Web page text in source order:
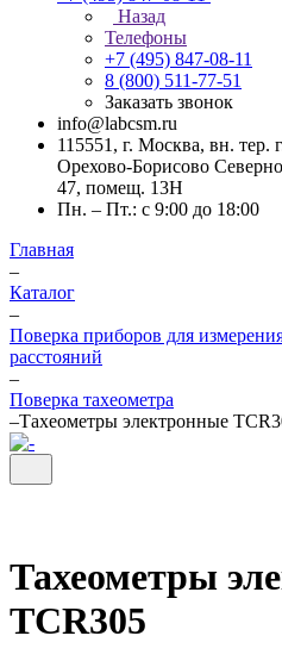
Назад
Телефоны
+7 (495) 847-08-11
8 (800) 511-77-51
Заказать звонок
info@labcsm.ru
115551, г. Москва, вн.
Орехово-Борисово
47, помещ. 13Н
Пн. – Пт.: с 9:00 до 18:00
Главная
–
Каталог
–
Поверка приборов для
расстояний
–
Поверка тахеометра
–Тахеометры электронные
Тахеометры
TCR305